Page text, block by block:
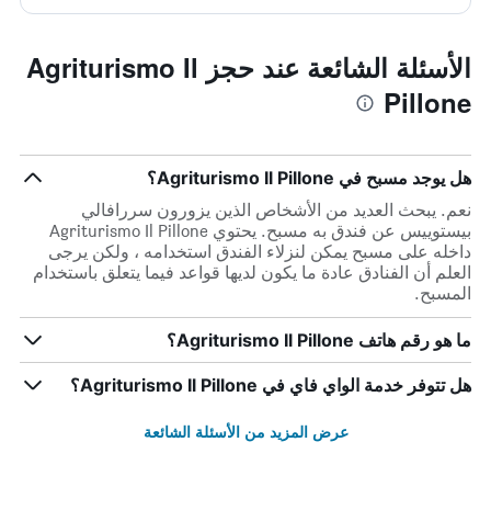
الأسئلة الشائعة عند حجز Agriturismo Il
Pillone
هل يوجد مسبح في Agriturismo Il Pillone؟
نعم. يبحث العديد من الأشخاص الذين يزورون سررافالي
بيستوييس عن فندق به مسبح. يحتوي Agriturismo Il Pillone
داخله على مسبح يمكن لنزلاء الفندق استخدامه ، ولكن يرجى
العلم أن الفنادق عادة ما يكون لديها قواعد فيما يتعلق باستخدام
المسبح.
ما هو رقم هاتف Agriturismo Il Pillone؟
هل تتوفر خدمة الواي فاي في Agriturismo Il Pillone؟
عرض المزيد من الأسئلة الشائعة